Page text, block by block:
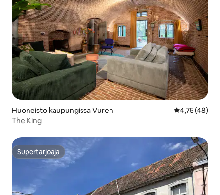
Huoneisto kaupungissa Vuren
4,75 (48)
The King
Supertarjoaja
Supertarjoaja